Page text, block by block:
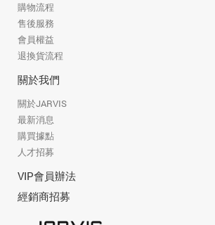
購物流程
售後服務
會員權益
退換貨流程
關於我們
關於JARVIS
最新消息
購買據點
人才招募
VIP會員辦法
經銷商招募